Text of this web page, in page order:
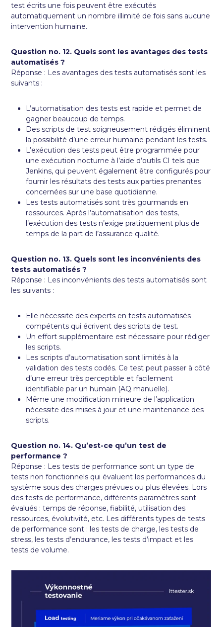
test écrits une fois peuvent être exécutés
automatiquement un nombre illimité de fois sans aucune
intervention humaine.
Question no. 12. Quels sont les avantages des tests
automatisés ?
Réponse : Les avantages des tests automatisés sont les
suivants :
L’automatisation des tests est rapide et permet de
gagner beaucoup de temps.
Des scripts de test soigneusement rédigés éliminent
la possibilité d’une erreur humaine pendant les tests.
L’exécution des tests peut être programmée pour
une exécution nocturne à l’aide d’outils CI tels que
Jenkins, qui peuvent également être configurés pour
fournir les résultats des tests aux parties prenantes
concernées sur une base quotidienne.
Les tests automatisés sont très gourmands en
ressources. Après l’automatisation des tests,
l’exécution des tests n’exige pratiquement plus de
temps de la part de l’assurance qualité.
Question no. 13. Quels sont les inconvénients des
tests automatisés ?
Réponse : Les inconvénients des tests automatisés sont
les suivants :
Elle nécessite des experts en tests automatisés
compétents qui écrivent des scripts de test.
Un effort supplémentaire est nécessaire pour rédiger
les scripts.
Les scripts d’automatisation sont limités à la
validation des tests codés. Ce test peut passer à côté
d’une erreur très perceptible et facilement
identifiable par un humain (AQ manuelle).
Même une modification mineure de l’application
nécessite des mises à jour et une maintenance des
scripts.
Question no. 14. Qu’est-ce qu’un test de
performance ?
Réponse : Les tests de performance sont un type de
tests non fonctionnels qui évaluent les performances du
système sous des charges prévues ou plus élevées. Lors
des tests de performance, différents paramètres sont
évalués : temps de réponse, fiabilité, utilisation des
ressources, évolutivité, etc. Les différents types de tests
de performance sont : les tests de charge, les tests de
stress, les tests d’endurance, les tests d’impact et les
tests de volume.